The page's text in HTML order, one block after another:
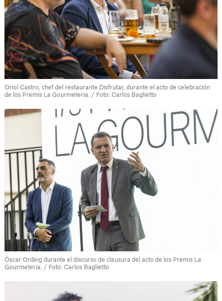
Oriol Castro, chef del restaurante Disfrutar, durante el acto de celebración
de los Premis La Gourmeteria. / Foto: Carlos Baglietto
Òscar Ordeig durante el discurso de clausura del acto de los Premis La
Gourmeteria. / Foto: Carlos Baglietto